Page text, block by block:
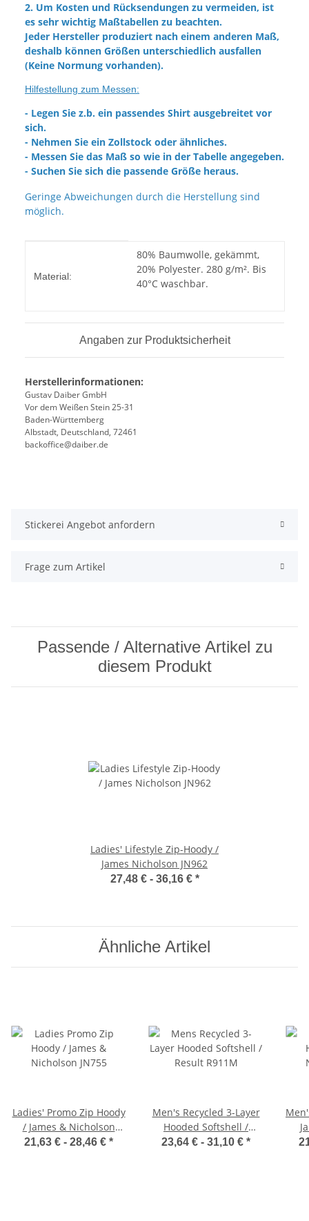
2. Um Kosten und Rücksendungen zu vermeiden, ist
es sehr wichtig Maßtabellen zu beachten.
Jeder Hersteller produziert nach einem anderen Maß,
deshalb können Größen unterschiedlich ausfallen
(Keine Normung vorhanden).
Hilfestellung zum Messen:
- Legen Sie z.b. ein passendes Shirt ausgebreitet vor
sich.
- Nehmen Sie ein Zollstock oder ähnliches.
- Messen Sie das Maß so wie in der Tabelle angegeben.
- Suchen Sie sich die passende Größe heraus.
Geringe Abweichungen durch die Herstellung sind
möglich.
Material:
80% Baumwolle, gekämmt,
20% Polyester. 280 g/m². Bis
40°C waschbar.
Angaben zur Produktsicherheit
Herstellerinformationen:
Gustav Daiber GmbH
Vor dem Weißen Stein 25-31
Baden-Württemberg
Albstadt, Deutschland, 72461
backoffice@daiber.de
Stickerei Angebot anfordern
Frage zum Artikel
Passende / Alternative Artikel zu
diesem Produkt
Ladies' Lifestyle Zip-Hoody /
James Nicholson JN962
27,48 € - 36,16 € *
Ähnliche Artikel
Ladies' Promo Zip Hoody
/ James & Nicholson
JN755
21,63 € - 28,46 € *
Men's Recycled 3-Layer
Hooded Softshell /
Result R911M
23,64 € - 31,10 € *